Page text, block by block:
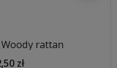
plecionka
rattan
zł